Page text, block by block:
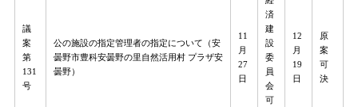
議
案
第
131
号
公の施設の指定管理者の指定について（安
曇野市豊科安曇野の里自然活用村 プラザ安
曇野）
11
月
27
日
済
建
設
委
員
会
可
12
月
19
日
原
案
可
決